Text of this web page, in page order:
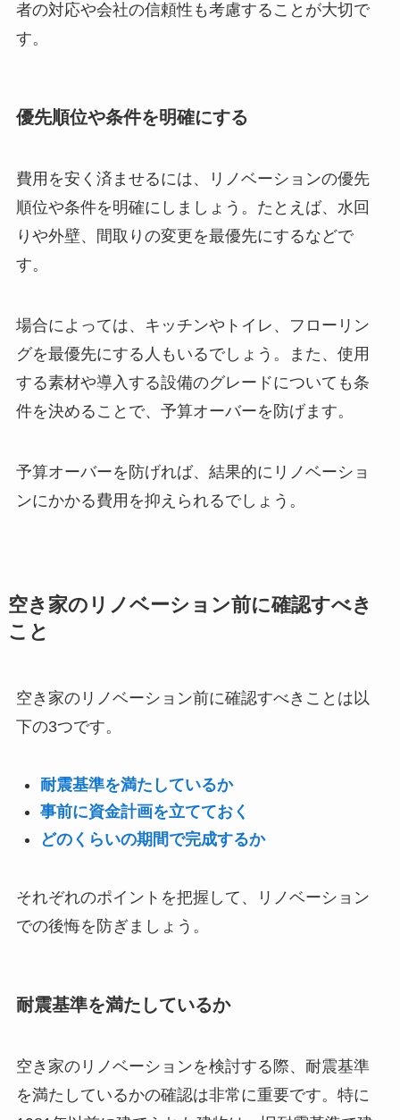
者の対応や会社の信頼性も考慮することが大切で
す。
優先順位や条件を明確にする
費用を安く済ませるには、リノベーションの優先
順位や条件を明確にしましょう。たとえば、水回
りや外壁、間取りの変更を最優先にするなどで
す。
場合によっては、キッチンやトイレ、フローリン
グを最優先にする人もいるでしょう。また、使用
する素材や導入する設備のグレードについても条
件を決めることで、予算オーバーを防げます。
予算オーバーを防げれば、結果的にリノベーショ
ンにかかる費用を抑えられるでしょう。
空き家のリノベーション前に確認すべき
こと
空き家のリノベーション前に確認すべきことは以
下の3つです。
耐震基準を満たしているか
事前に資金計画を立てておく
どのくらいの期間で完成するか
それぞれのポイントを把握して、リノベーション
での後悔を防ぎましょう。
耐震基準を満たしているか
空き家のリノベーションを検討する際、耐震基準
を満たしているかの確認は非常に重要です。特に